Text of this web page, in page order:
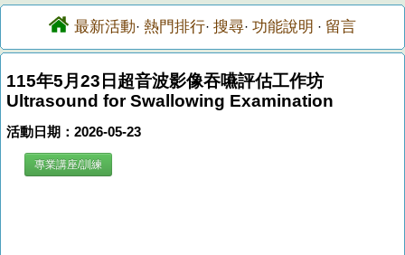
最新活動· 熱門排行· 搜尋· 功能說明 · 留言
115年5月23日超音波影像吞嚥評估工作坊
Ultrasound for Swallowing Examination
活動日期：2026-05-23
專業講座/訓練